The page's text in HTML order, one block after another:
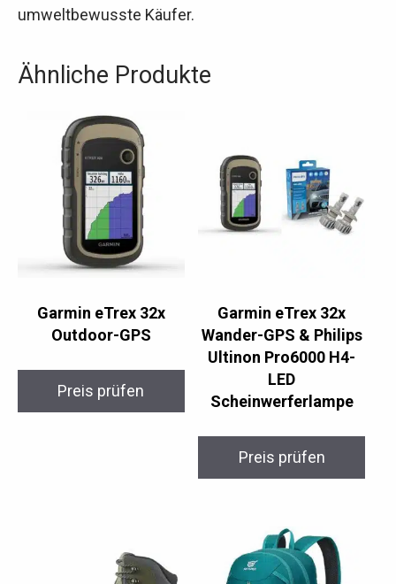
umweltbewusste Käufer.
Ähnliche Produkte
Garmin eTrex 32x
Outdoor-GPS
Preis prüfen
Garmin eTrex 32x
Wander-GPS & Philips
Ultinon Pro6000 H4-
LED
Scheinwerferlampe
Preis prüfen